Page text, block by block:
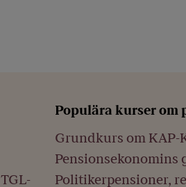
Populära kurser om
Grundkurs om KAP-
Pensionsekonomins
Politikerpensioner,